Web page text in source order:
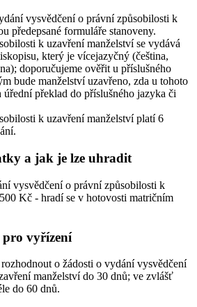
vysvědčení o právní způsobilosti k
předepsané formuláře stanoveny.
k uzavření manželství se vydává
který je vícejazyčný (čeština,
doporučujeme ověřit u příslušného
bude manželství uzavřeno, zda u tohoto
překlad do příslušného jazyka či
k uzavření manželství platí 6
a jak je lze uhradit
vysvědčení o právní způsobilosti k
Kč - hradí se v hotovosti matričním
pro vyřízení
o žádosti o vydání vysvědčení
manželství do 30 dnů; ve zvlášť
do 60 dnů.